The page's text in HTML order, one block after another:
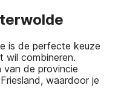
is de perfecte keuze
wil combineren.
de provincie
waardoor je